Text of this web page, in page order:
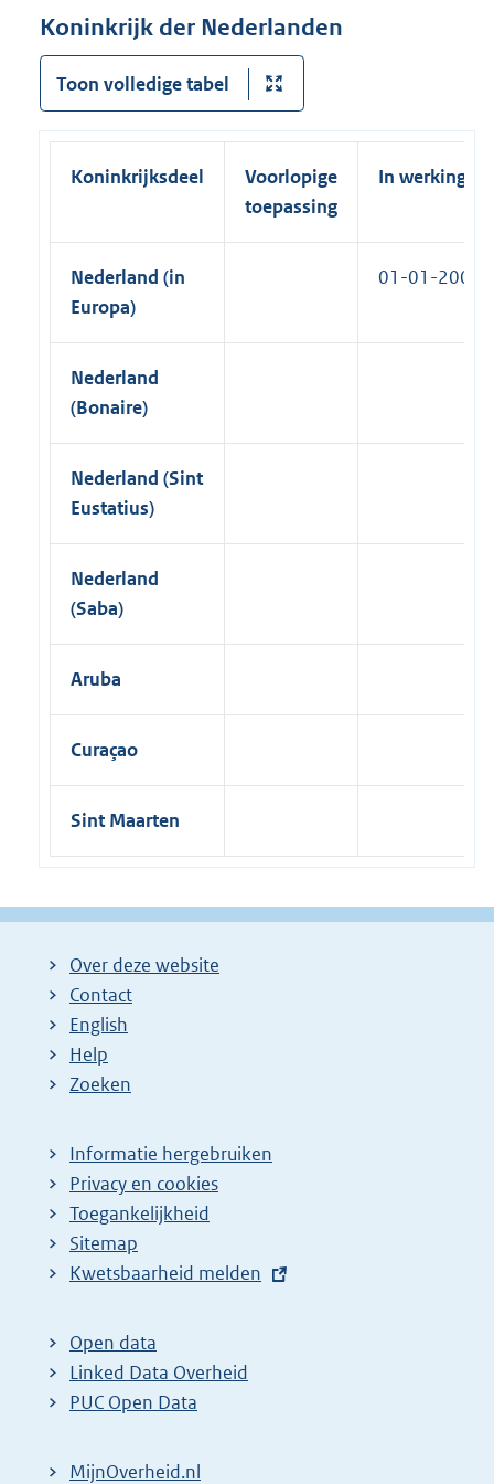
)
i
Koninkrijk der Nederlanden
Toon volledige tabel
Koninkrijksdeel
Voorlopige
toepassing
In werking
Nederland (in
Europa)
01-01-2003
Nederland
(Bonaire)
Nederland (Sint
Eustatius)
Nederland
(Saba)
Aruba
Curaçao
Sint Maarten
Over deze website
Contact
English
Help
Zoeken
Informatie hergebruiken
Privacy en cookies
Toegankelijkheid
Sitemap
E
t
e
r
Kwetsbaarheid melden
Open data
Linked Data Overheid
PUC Open Data
MijnOverheid.nl